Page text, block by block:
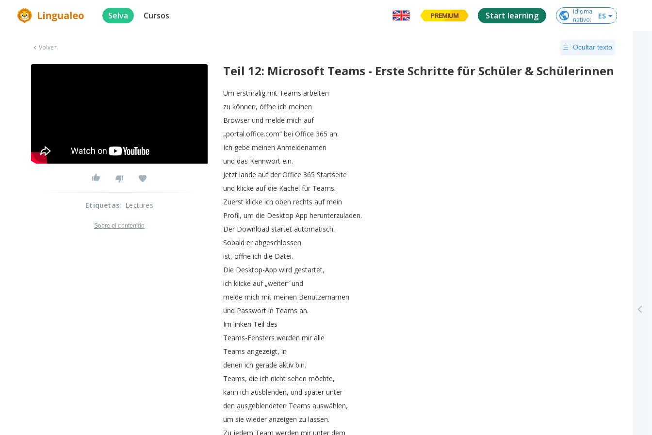
Selva Cursos PREMIUM Start learning
Idioma
nativo: ES
Volver Ocultar texto
Teil 12: Microsoft Teams - Erste Schritte für Schüler & Schülerinnen
Um erstmalig mit Teams arbeiten
zu können, öffne ich meinen
Browser und melde mich auf
„portal.office.com“ bei Office 365 an.
Ich gebe meinen Anmeldenamen
und das Kennwort ein.
Jetzt lande auf der Office 365 Startseite
und klicke auf die Kachel für Teams.
Zuerst klicke ich oben rechts auf mein
Profil, um die Desktop App herunterzuladen.
Der Download startet automatisch.
Sobald er abgeschlossen
ist, öffne ich die Datei.
Die Desktop-App wird gestartet,
ich klicke auf„weiter“ und
melde mich mit meinen Benutzernamen
und Passwort in Teams an.
Im linken Teil des
Teams-Fensters werden mir alle
Teams angezeigt, in
denen ich gerade aktiv bin.
Teams, die ich nicht sehen möchte,
kann ich ausblenden, und später unter
den ausgeblendeten Teams auswählen,
um sie wieder anzeigen zu lassen.
Zu jedem Team werden mir unter dem
Etiquetas: Lectures
Sobre el contenido